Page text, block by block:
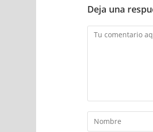
Deja una